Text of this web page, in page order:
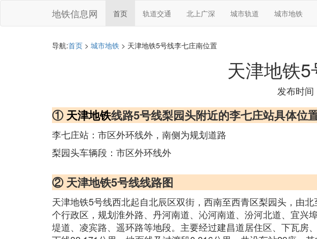
地铁信息网 首页 轨道交通 北上广深 城市轨道 城市地铁
导航:首页 > 城市地铁 > 天津地铁5号线李七庄南位置
天津地铁
发布时
①天津地铁线路5号线梨园头附近的李七庄站具体位
李七庄站：市区外环线外，南侧为规划道路
梨园头车辆段：市区外环线外
② 天津地铁5号线线路图
天津地铁5号线西北起自北辰区双街，西南至西青区梨园头，由
个行政区，规划淮外路、丹河南道、沁河南道、汾河北道、宜兴
堤道、凌宾路、遥环路等地段。主要经过建昌道居住区、下瓦